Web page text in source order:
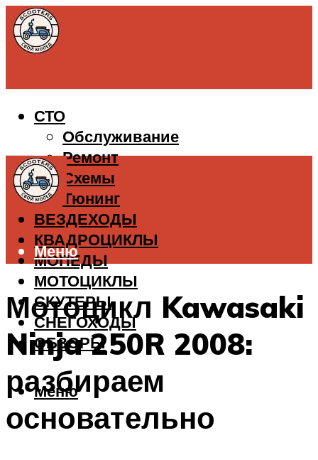
СТО
Обслуживание
Ремонт
Схемы
Тюнинг
ВЕЗДЕХОДЫ
КВАДРОЦИКЛЫ
МОПЕДЫ
МОТОЦИКЛЫ
СКУТЕРЫ
СНЕГОХОДЫ
ОБЗОРЫ
Меню
Меню
Мотоцикл Kawasaki
Ninja 250R 2008:
разбираем
основательно